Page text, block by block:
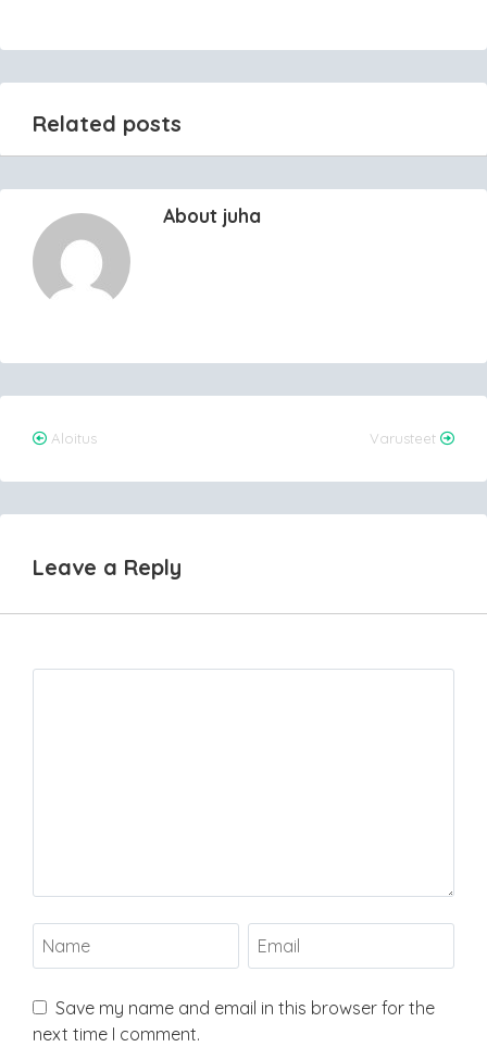
Related posts
About juha
Post
navigation
Aloitus Varusteet
Leave a Reply
Save my name and email in this browser for the
next time I comment.